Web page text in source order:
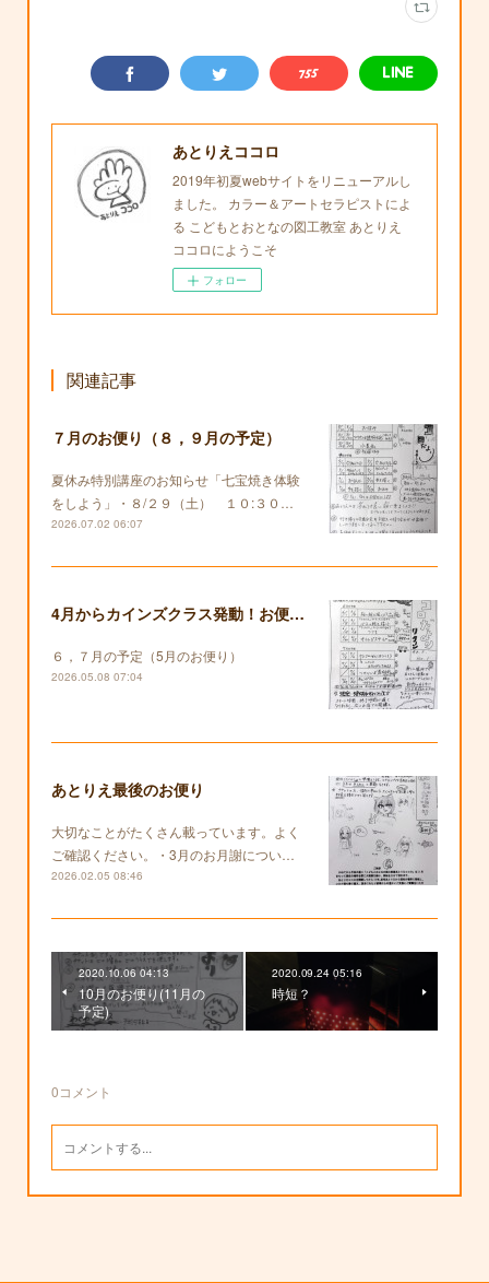
あとりえココロ
2019年初夏webサイトをリニューアルし
ました。 カラー＆アートセラピストによ
る こどもとおとなの図工教室 あとりえ
ココロにようこそ
フォロー
関連記事
７月のお便り（８，９月の予定）
夏休み特別講座のお知らせ「七宝焼き体験
をしよう」・８/２９（土） １０:３０…
2026.07.02 06:07
4月からカインズクラス発動！お便りも復活します！
６，７月の予定（5月のお便り）
2026.05.08 07:04
あとりえ最後のお便り
大切なことがたくさん載っています。よく
ご確認ください。・3月のお月謝につい…
2026.02.05 08:46
2020.10.06 04:13
10月のお便り(11月の
予定)
2020.09.24 05:16
時短？
0コメント